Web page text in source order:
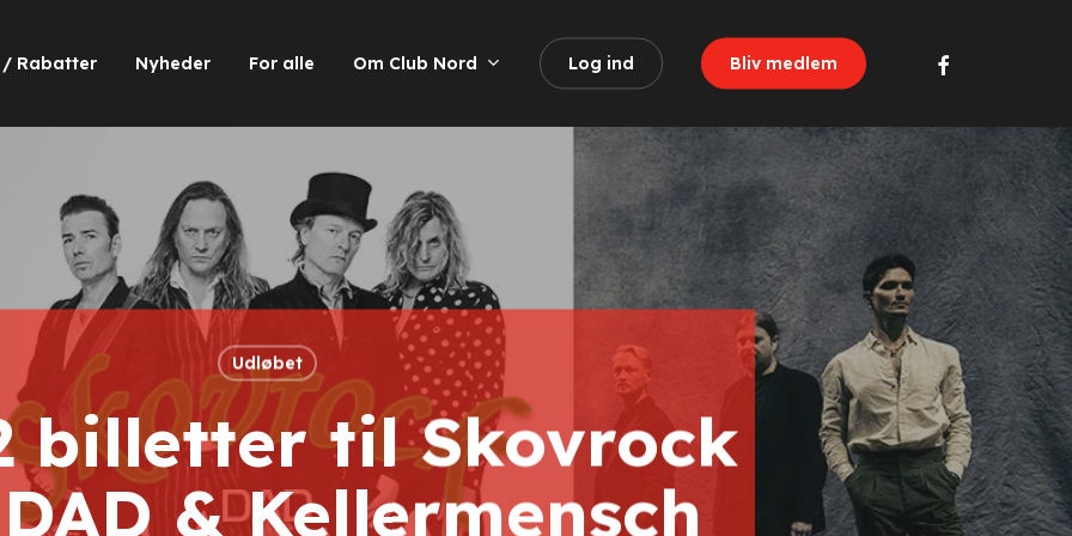
/ Rabatter Nyheder For alle Om Club Nord Log ind Bliv medlem facebook
Udløbet
billetter til Skovrock
& Kellermensch